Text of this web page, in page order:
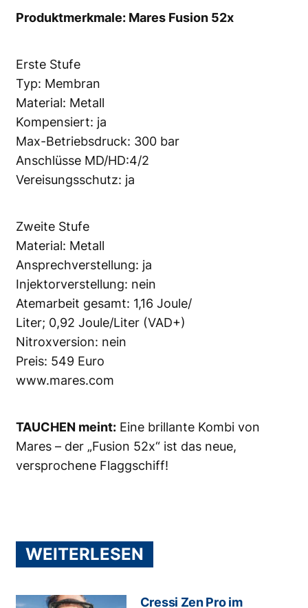
Produktmerkmale: Mares Fusion 52x
Erste Stufe
Typ: Membran
Material: Metall
Kompensiert: ja
Max-Betriebsdruck: 300 bar
Anschlüsse MD/HD:4/2
Vereisungsschutz: ja
Zweite Stufe
Material: Metall
Ansprechverstellung: ja
Injektorverstellung: nein
Atemarbeit gesamt: 1,16 Joule/
Liter; 0,92 Joule/Liter (VAD+)
Nitroxversion: nein
Preis: 549 Euro
www.mares.com
TAUCHEN meint: Eine brillante Kombi von
Mares – der „Fusion 52x“ ist das neue,
versprochene Flaggschiff!
WEITERLESEN
Cressi Zen Pro im